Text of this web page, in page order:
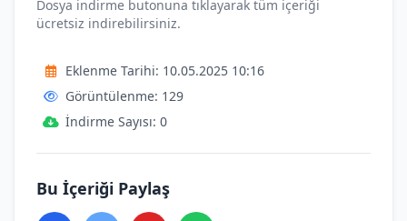
Dosya indirme butonuna tıklayarak tüm içeriği
ücretsiz indirebilirsiniz.
Eklenme Tarihi: 10.05.2025 10:16
Görüntülenme: 129
İndirme Sayısı: 0
Bu İçeriği Paylaş